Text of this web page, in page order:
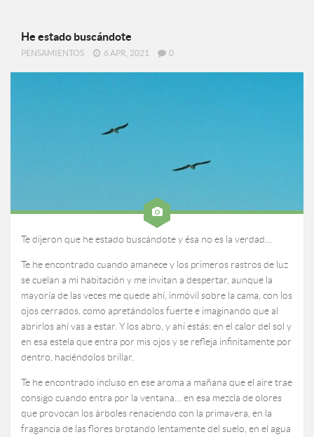
He estado buscándote
PENSAMIENTOS 6 APR, 2021 0
Te dijeron que he estado buscándote y ésa no es la verdad…
Te he encontrado cuando amanece y los primeros rastros de luz
se cuelan a mi habitación y me invitan a despertar, aunque la
mayoría de las veces me quede ahí, inmóvil sobre la cama, con los
ojos cerrados, como apretándolos fuerte e imaginando que al
abrirlos ahí vas a estar. Y los abro, y ahí estás: en el calor del sol y
en esa estela que entra por mis ojos y se refleja infinitamente por
dentro, haciéndolos brillar.
Te he encontrado incluso en ese aroma a mañana que el aire trae
consigo cuando entra por la ventana… en esa mezcla de olores
que provocan los árboles renaciendo con la primavera, en la
fragancia de las flores brotando lentamente del suelo, en el agua